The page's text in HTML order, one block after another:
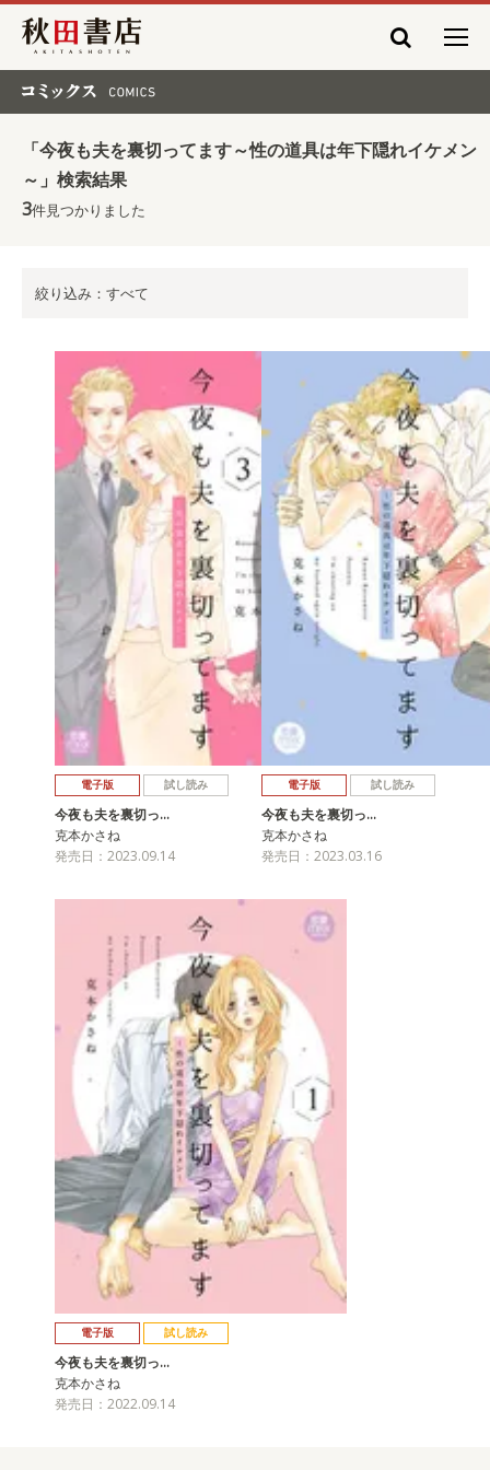
秋田書店
「今夜も夫を裏切ってます～性の道具は年下隠れイケメン
～」検索結果
3件見つかりました
絞り込み：すべて
電子版 試し読み
今夜も夫を裏切っ…
克本かさね
発売日：2023.09.14
電子版 試し読み
今夜も夫を裏切っ…
克本かさね
発売日：2023.03.16
電子版 試し読み
今夜も夫を裏切っ…
克本かさね
発売日：2022.09.14